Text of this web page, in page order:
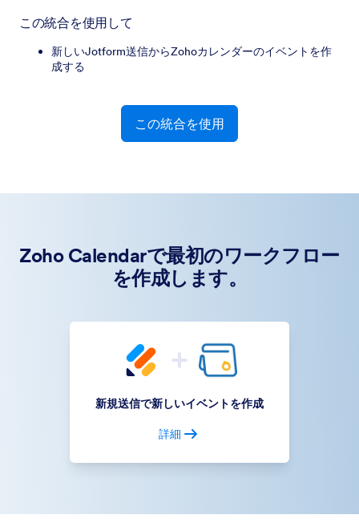
この統合を使用して
新しいJotform送信からZohoカレンダーのイベントを作
成する
この統合を使用
Zoho Calendarで最初のワークフロー
を作成します。
新規送信で新しいイベントを作成
詳細